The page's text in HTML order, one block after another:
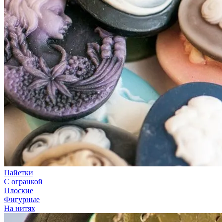
Пайетки
С огранкой
Плоские
Фигурные
На нитях